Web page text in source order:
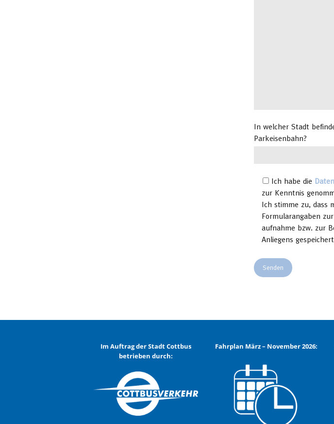
In welcher Stadt
Parkeisenbahn?
Ich habe die
zur Kenntnis
Ich stimme zu, dass
Formularangaben
aufnahme bzw. zur
Anliegens
Im Auftrag der Stadt Cottbus
betrieben durch:
Fahrplan März – November 2026: